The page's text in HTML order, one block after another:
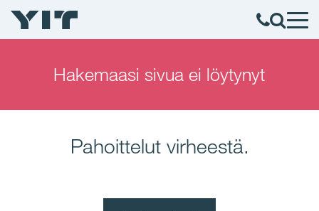
Hakemaasi sivua ei löytynyt
Pahoittelut virheestä.